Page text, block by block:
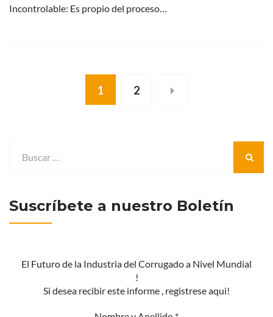
Incontrolable: Es propio del proceso…
1 2
Suscríbete a nuestro Boletín
El Futuro de la Industria del Corrugado a Nivel Mundial
!
Si desea recibir este informe , registrese aqui!